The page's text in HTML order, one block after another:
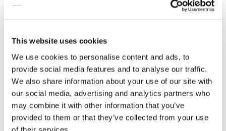
This website uses cookies
We use cookies to personalise content and ads, to
provide social media features and to analyse our traffic.
We also share information about your use of our site with
our social media, advertising and analytics partners who
may combine it with other information that you’ve
provided to them or that they’ve collected from your use
of their services.
Wunschliste